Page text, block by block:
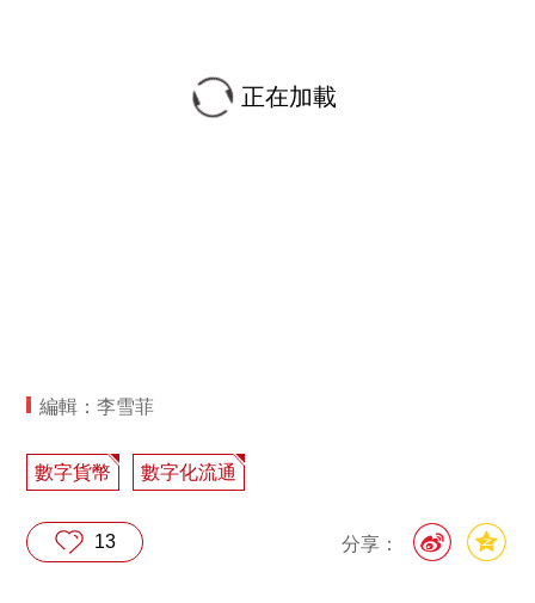
正在加載
編輯：李雪菲
數字貨幣 數字化流通
分享：
13